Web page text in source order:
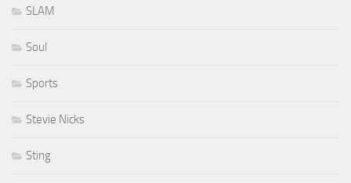
SLAM
Soul
Sports
Stevie Nicks
Sting